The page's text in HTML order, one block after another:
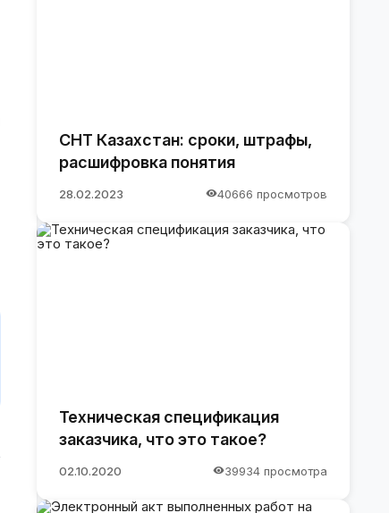
СНТ Казахстан: сроки, штрафы,
расшифровка понятия
28.02.2023 40666 просмотров
Техническая спецификация
заказчика, что это такое?
02.10.2020 39934 просмотра